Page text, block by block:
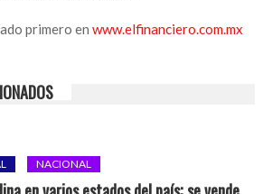
primero enwww.elfinanciero.com.mx
NACIONAL